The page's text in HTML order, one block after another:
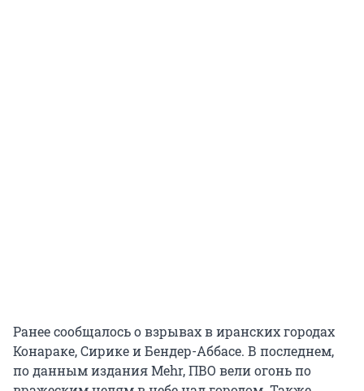
Ранее сообщалось о взрывах в иранских городах
Конараке, Сирике и Бендер-Аббасе. В последнем,
по данным издания Mehr, ПВО вели огонь по